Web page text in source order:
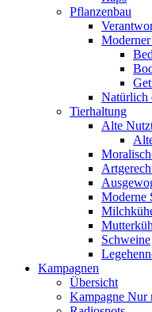
Pflanzenbau
Natürlich
Tierhaltung
Alte
Moderne
Schweine
Kampagnen
Übersicht
Kampagne Nur